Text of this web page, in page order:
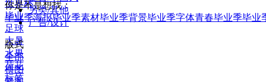
世界杯
毕业
足球
大暑
水果
荷花
标签
另类/其他
广告/设计
版式
全部
横图
你是不是想找：
毕业季海报毕业季素材毕业季背景毕业季字体青春毕业季毕业